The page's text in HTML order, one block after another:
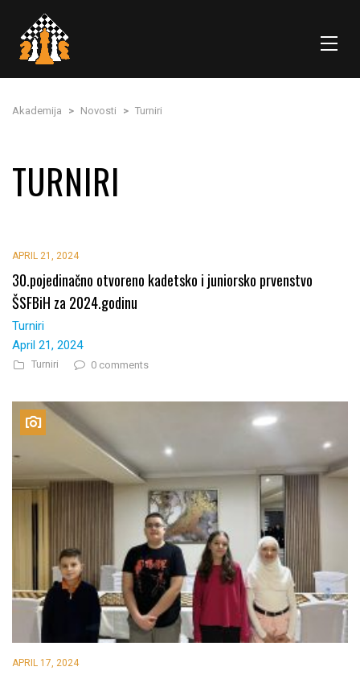
Akademija > Novosti > Turniri
TURNIRI
APRIL 21, 2024
30.pojedinačno otvoreno kadetsko i juniorsko prvenstvo
ŠSFBiH za 2024.godinu
Turniri
April 21, 2024
Turniri 0 comments
APRIL 17, 2024